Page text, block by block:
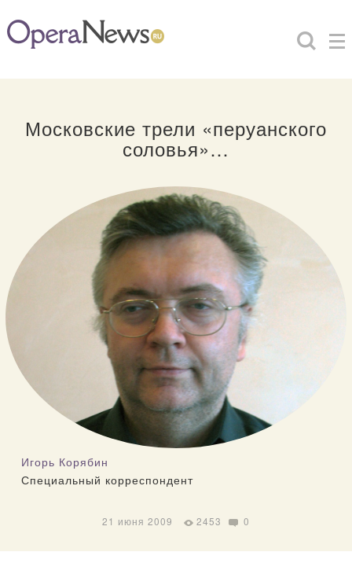
Московские трели «перуанского
соловья»…
Игорь Корябин
Специальный корреспондент
21 июня 2009 2453 0